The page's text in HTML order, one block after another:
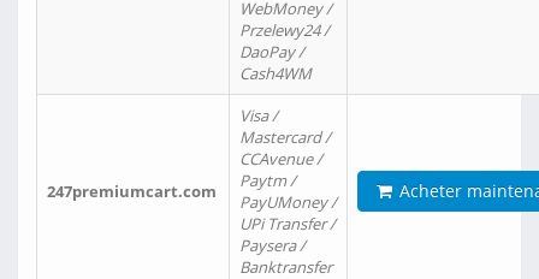
WebMoney /
Przelewy24 /
DaoPay /
Cash4WM
247premiumcart.com
Visa /
Mastercard /
CCAvenue /
Paytm /
PayUMoney /
UPi Transfer /
Paysera /
Banktransfer
Acheter